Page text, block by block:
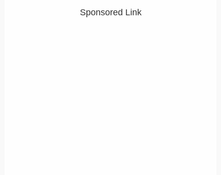
Sponsored Link